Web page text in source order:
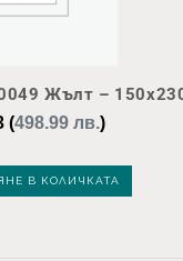
Жълт –
(498.99 лв.)
В КОЛИЧКАТА